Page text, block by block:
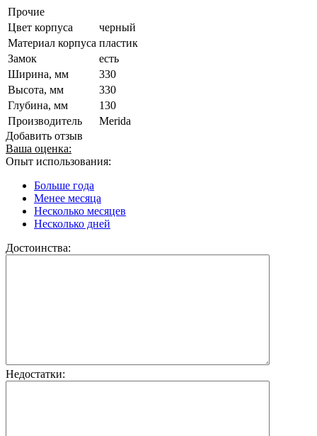
Прочие
Цвет корпуса
черный
Материал корпуса пластик
Замок
есть
Ширина, мм
330
Высота, мм
330
Глубина, мм
130
Производитель
Merida
Добавить отзыв
Ваша оценка:
Опыт использования:
Больше года
Менее месяца
Несколько месяцев
Несколько дней
Достоинства:
Недостатки: